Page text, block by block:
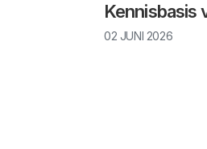
Kennisbasis
02 JUNI 2026